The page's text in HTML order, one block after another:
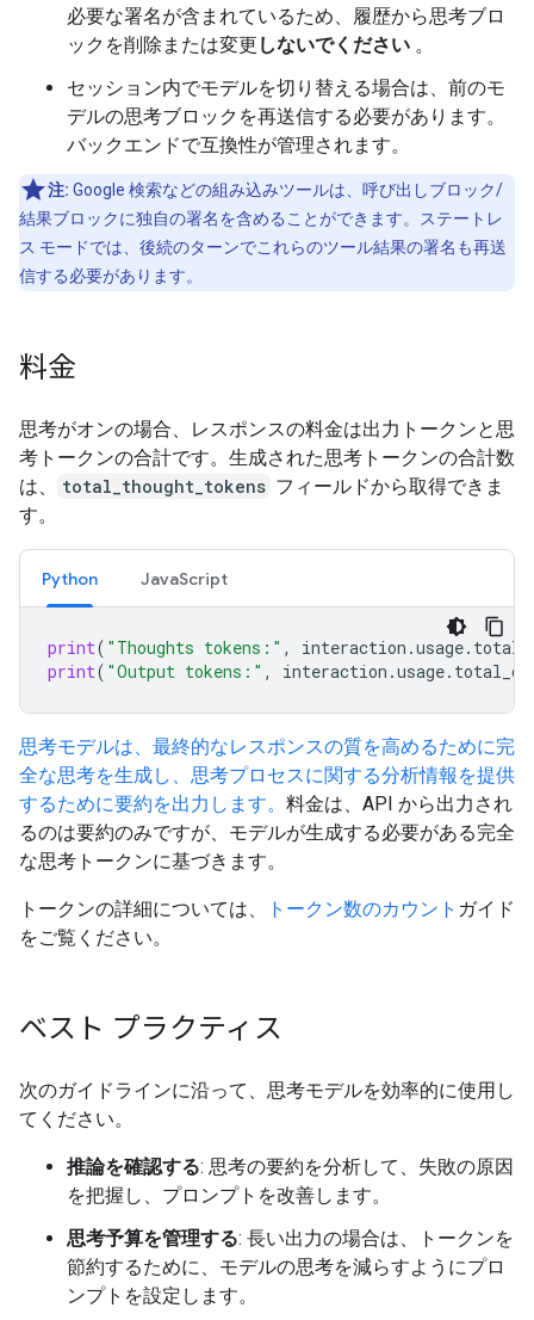
必要な署名が含まれているため、履歴から思考ブロ
ックを削除または変更 しないでください 。
セッション内でモデルを切り替える場合は、前のモ
デルの思考ブロックを再送信する必要があります。
バックエンドで互換性が管理されます。
注: Google 検索などの組み込みツールは、呼び出しブロック/
結果ブロックに独自の署名を含めることができます。ステートレ
ス モードでは、後続のターンでこれらのツール結果の署名も再送
信する必要があります。
料金
思考がオンの場合、レスポンスの料金は出力トークンと思
考トークンの合計です。生成された思考トークンの合計数
は、
total_thought_tokens フィールドから取得できま
す。
Python JavaScript
print( "Thoughts tokens:" , interaction .usage.
print( "Output tokens:" , interaction .usage.
思考モデルは、最終的なレスポンスの質を高めるために完
全な思考を生成し、思考プロセスに関する分析情報を提供
するために要約を出力します。 料金は、API から出力され
るのは要約のみですが、モデルが生成する必要がある完全
な思考トークンに基づきます。
トークンの詳細については、 トークン数のカウント ガイド
をご覧ください。
ベスト プラクティス
次のガイドラインに沿って、思考モデルを効率的に使用し
てください。
推論を確認する: 思考の要約を分析して、失敗の原因
を把握し、プロンプトを改善します。
思考予算を管理する: 長い出力の場合は、トークンを
節約するために、モデルの思考を減らすようにプロ
ンプトを設定します。